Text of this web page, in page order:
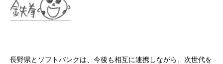
長野県とソフトバンクは、今後も相互に連携しながら、次世代を